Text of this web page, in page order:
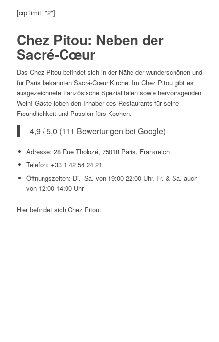
[crp limit="2"]
Chez Pitou: Neben der
Sacré-Cœur
Das Chez Pitou befindet sich in der Nähe der wunderschönen und
für Paris bekannten Sacré-Cœur Kirche. Im Chez Pitou gibt es
ausgezeichnete französische Spezialitäten sowie hervorragenden
Wein! Gäste loben den Inhaber des Restaurants für seine
Freundlichkeit und Passion fürs Kochen.
4,9 / 5,0 (111 Bewertungen bei Google)
Adresse: 28 Rue Tholozé, 75018 Paris, Frankreich
Telefon: +33 1 42 54 24 21
Öffnungszeiten: Di.–Sa. von 19:00-22:00 Uhr, Fr. & Sa. auch
von 12:00-14:00 Uhr
Hier befindet sich Chez Pitou: